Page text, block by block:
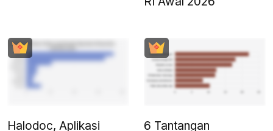
Halodoc, Aplikasi
6 Tantangan